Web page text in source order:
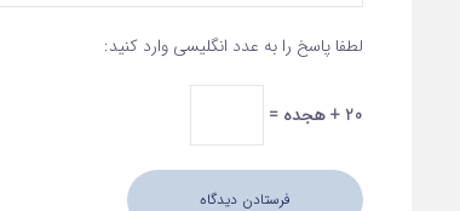
لطفا پاسخ را به عدد انگلیسی وارد کنید:
20 + هجده =